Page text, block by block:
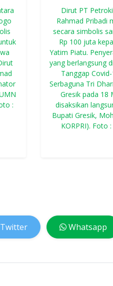
:
Dirut PT
Rahmad Pribadi
secara simbolis
Rp 100 juta
Yatim Piatu.
yang berlangsung
Tanggap
Serbaguna Tri
Gresik pada 18
disaksikan
Bupati Gresik,
KORPRI). Foto
Twitter Whatsapp